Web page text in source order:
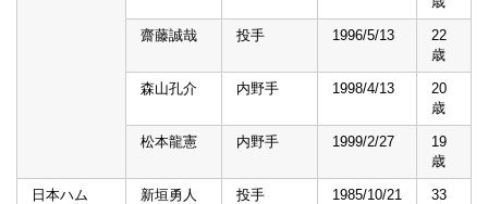
齋藤誠哉 投手 1996/5/13
22
歳
森山孔介 内野手 1998/4/13
20
歳
松本龍憲 内野手 1999/2/27
19
歳
日本ハム 新垣勇人 投手 1985/10/21
33